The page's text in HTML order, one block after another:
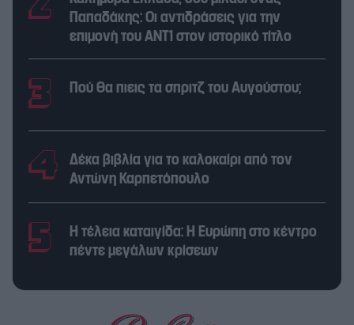
Παπαδάκης: Οι αντιδράσεις για την
επιμονή του ΑΝΤ1 στον ιστορικό τίτλο
Πού θα πιεις τα σπριτζ του Αυγούστου;
Δέκα βιβλία για το καλοκαίρι από τον
Αντώνη Καρπετόπουλο
Η τέλεια καταιγίδα: Η Ευρώπη στο κέντρο
πέντε μεγάλων κρίσεων